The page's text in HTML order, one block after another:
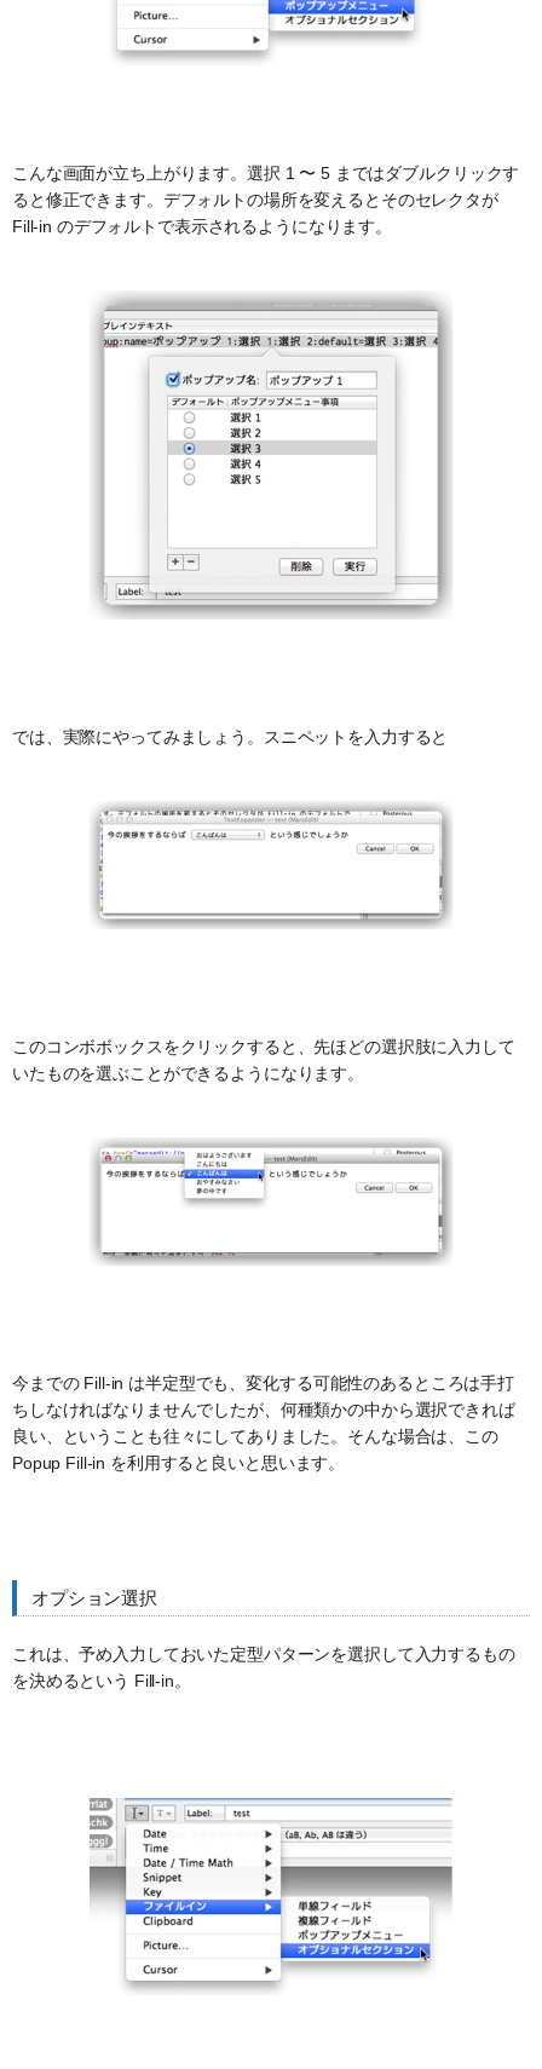
こんな画面が立ち上がります。選択 1 〜 5 まではダブルクリックす
ると修正できます。デフォルトの場所を変えるとそのセレクタが
Fill-in のデフォルトで表示されるようになります。
では、実際にやってみましょう。スニペットを入力すると
このコンボボックスをクリックすると、先ほどの選択肢に入力して
いたものを選ぶことができるようになります。
今までの Fill-in は半定型でも、変化する可能性のあるところは手打
ちしなければなりませんでしたが、何種類かの中から選択できれば
良い、ということも往々にしてありました。そんな場合は、この
Popup Fill-in を利用すると良いと思います。
オプション選択
これは、予め入力しておいた定型パターンを選択して入力するもの
を決めるという Fill-in。